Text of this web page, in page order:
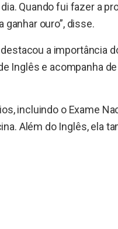
Quando fui fazer a
ouro”, disse.
a importância
Inglês e acompanha
incluindo o Exame
Além do Inglês, ela